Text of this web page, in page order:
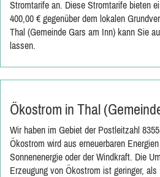
Stromtarife an. Diese Stromtarife bieten
400,00 € gegenüber dem lokalen
Thal (Gemeinde Gars am Inn) kann Sie
lassen.
Ökostrom in Thal
Wir haben im Gebiet der Postleitzahl
Ökostrom wird aus erneuerbaren
Sonnenenergie oder der Windkraft. Die
Erzeugung von Ökostrom ist geringer,